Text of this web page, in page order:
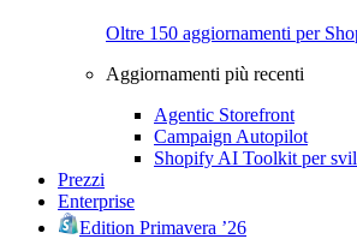
Oltre 150 aggiornamenti per
Aggiornamenti più recenti
Agentic Storefront
Campaign Autopilot
Shopify AI Toolkit per
Prezzi
Enterprise
Edition Primavera ’26